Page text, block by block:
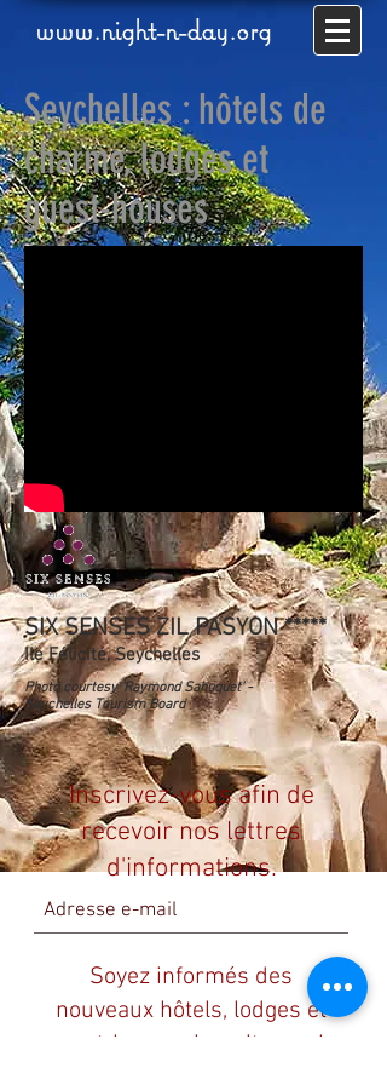
www.night-n-day.org
Seychelles : hôtels de
charme, lodges et
guest-houses
SIX SENSES ZIL PASYON *****
Ile Félicité, Seychelles
Photo courtesy ‘Raymond Sahuquet’ -
Seychelles Tourism Board
Inscrivez-vous afin de
recevoir nos lettres
d'informations.
Soyez informés des
nouveaux hôtels, lodges et
guest-houses inscrits sur le